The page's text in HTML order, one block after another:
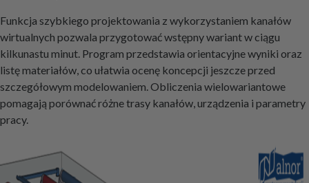
Funkcja szybkiego projektowania z wykorzystaniem kanałów
wirtualnych pozwala przygotować wstępny wariant w ciągu
kilkunastu minut. Program przedstawia orientacyjne wyniki oraz
listę materiałów, co ułatwia ocenę koncepcji jeszcze przed
szczegółowym modelowaniem. Obliczenia wielowariantowe
pomagają porównać różne trasy kanałów, urządzenia i parametry
pracy.